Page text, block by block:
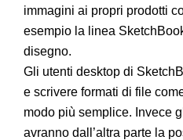
immagini ai propri prodotti
esempio la linea
disegno.
Gli utenti desktop di
e scrivere formati di file
modo più semplice. Invece
avranno dall’altra parte la